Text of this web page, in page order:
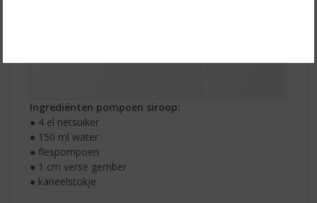
Ingrediënten pompoen siroop:
● 4 el rietsuiker
● 150 ml water
● flespompoen
● 1 cm verse gember
● kaneelstokje